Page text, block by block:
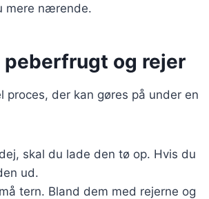
mere nærende.
peberfrugt og rejer
der kan gøres på under en
skal du lade den tø op. Hvis du
ud.
tern. Bland dem med rejerne og